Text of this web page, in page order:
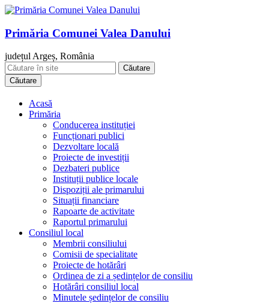
Primăria Comunei Valea Danului
județul Argeș, România
Căutare
Acasă
Primăria
Conducerea instituției
Funcționari publici
Dezvoltare locală
Proiecte de investiții
Dezbateri publice
Instituții publice locale
Dispoziții ale primarului
Situații financiare
Rapoarte de activitate
Raportul primarului
Consiliul local
Membrii consiliului
Comisii de specialitate
Proiecte de hotărâri
Ordinea de zi a ședințelor de consiliu
Hotărâri consiliul local
Minutele ședințelor de consiliu